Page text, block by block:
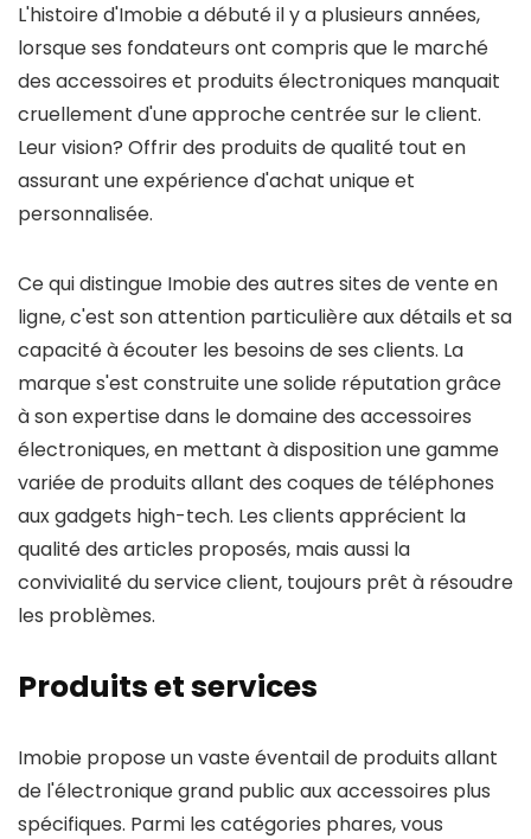
L'histoire d'Imobie a débuté il y a plusieurs années,
lorsque ses fondateurs ont compris que le marché
des accessoires et produits électroniques manquait
cruellement d'une approche centrée sur le client.
Leur vision? Offrir des produits de qualité tout en
assurant une expérience d'achat unique et
personnalisée.
Ce qui distingue Imobie des autres sites de vente en
ligne, c'est son attention particulière aux détails et sa
capacité à écouter les besoins de ses clients. La
marque s'est construite une solide réputation grâce
à son expertise dans le domaine des accessoires
électroniques, en mettant à disposition une gamme
variée de produits allant des coques de téléphones
aux gadgets high-tech. Les clients apprécient la
qualité des articles proposés, mais aussi la
convivialité du service client, toujours prêt à résoudre
les problèmes.
Produits et services
Imobie propose un vaste éventail de produits allant
de l'électronique grand public aux accessoires plus
spécifiques. Parmi les catégories phares, vous